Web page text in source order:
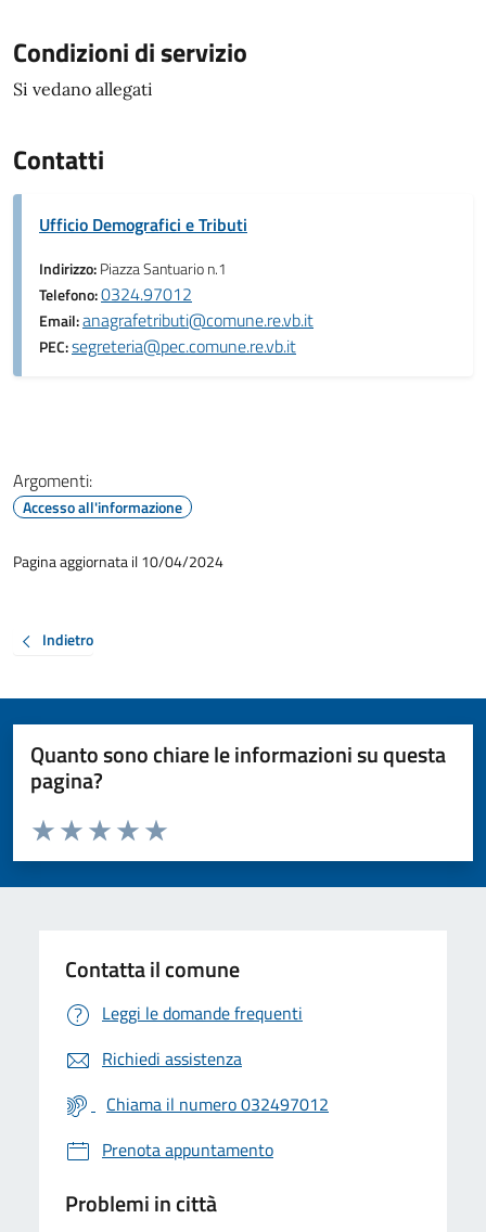
Condizioni di servizio
Si vedano allegati
Contatti
Ufficio Demografici e Tributi
Indirizzo:Piazza Santuario n.1
Telefono:0324.97012
Email:anagrafetributi@comune.re.vb.it
PEC:segreteria@pec.comune.re.vb.it
Argomenti:
Accesso all'informazione
Pagina aggiornata il 10/04/2024
Indietro
Quanto sono chiare le informazioni su questa
pagina?
Valuta da 1 a 5 stelle la pagina
Valuta 5 stelle su 5
Valuta 4 stelle su 5
Valuta 3 stelle su 5
Valuta 2 stelle su 5
Valuta 1 stelle su 5
Contatta il comune
Leggi le domande frequenti
Richiedi assistenza
Chiama il numero 032497012
Prenota appuntamento
Problemi in città